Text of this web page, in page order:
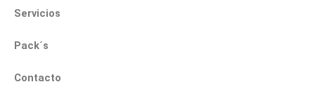
Servicios
Pack´s
Contacto